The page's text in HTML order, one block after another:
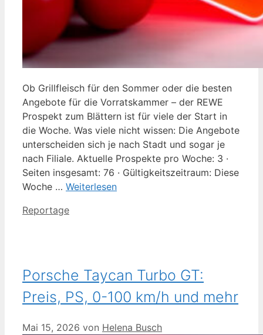
Ob Grillfleisch für den Sommer oder die besten
Angebote für die Vorratskammer – der REWE
Prospekt zum Blättern ist für viele der Start in
die Woche. Was viele nicht wissen: Die Angebote
unterscheiden sich je nach Stadt und sogar je
nach Filiale. Aktuelle Prospekte pro Woche: 3 ·
Seiten insgesamt: 76 · Gültigkeitszeitraum: Diese
Woche … Weiterlesen
Kategorien
Reportage
Porsche Taycan Turbo GT:
Preis, PS, 0-100 km/h und mehr
Mai 15, 2026 von Helena Busch